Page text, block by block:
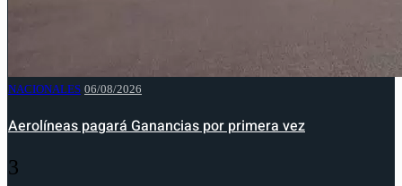
NACIONALES 06/08/2026
Aerolíneas pagará Ganancias por primera vez
3